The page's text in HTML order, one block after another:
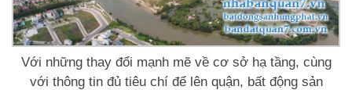
Với những thay đổi mạnh mẽ về cơ sở hạ tầng, cùng
với thông tin đủ tiêu chí để lên quận, bất động sản